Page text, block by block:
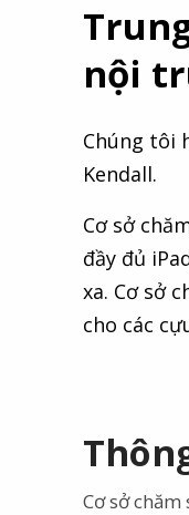
nội
Chúng tôi
Kendall.
Cơ sở
đầy đủ
xa. Cơ sở
cho các
Cơ sở